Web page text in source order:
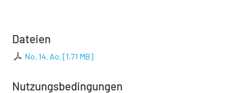
Dateien
No. 14. Ao. [1,71 MB]
Nutzungsbedingungen